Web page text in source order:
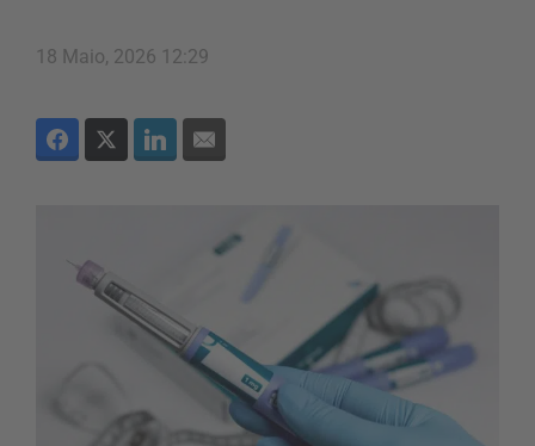
18 Maio, 2026 12:29